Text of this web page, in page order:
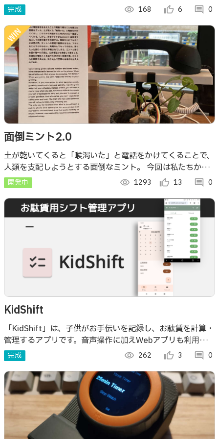
完成 visibility 168 thumb_up_alt 6 comment 0
面倒ミント2.0
土が乾いてくると「喉渇いた」と電話をかけてくることで、
人類を支配しようとする面倒なミント。 今回は私たちから
電話をかけても応えてくれます。しかし、水をやりすぎる面
倒な人にはとある防衛機能が働くのです…
開発中 visibility 1293 thumb_up_alt 13 comment 0
KidShift
「KidShift」は、子供がお手伝いを記録し、お駄賃を計算・
管理するアプリです。音声操作に加えWebアプリも利用可
能。子供のマネーリテラシーを育成し、家庭内の協力を促進
します。
完成 visibility 262 thumb_up_alt 3 comment 0